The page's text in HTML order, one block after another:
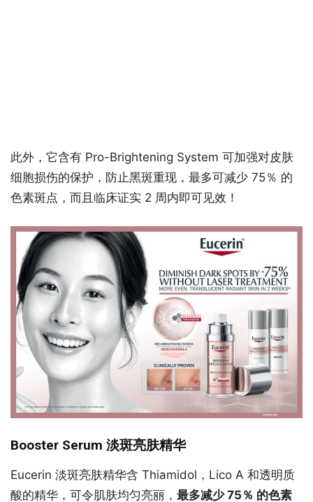
此外，它含有 Pro-Brightening System 可加强对皮肤
细胞损伤的保护，防止黑斑重现，最多可减少 75％ 的
色素斑点，而且临床证实 2 周内即可见效！
Booster Serum 淡斑亮肤精华
Eucerin 淡斑亮肤精华含 Thiamidol，Lico A 和透明质
酸的精华，可令肌肤均匀亮丽， 最多减少 75％ 的色素